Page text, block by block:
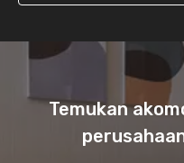
Temukan